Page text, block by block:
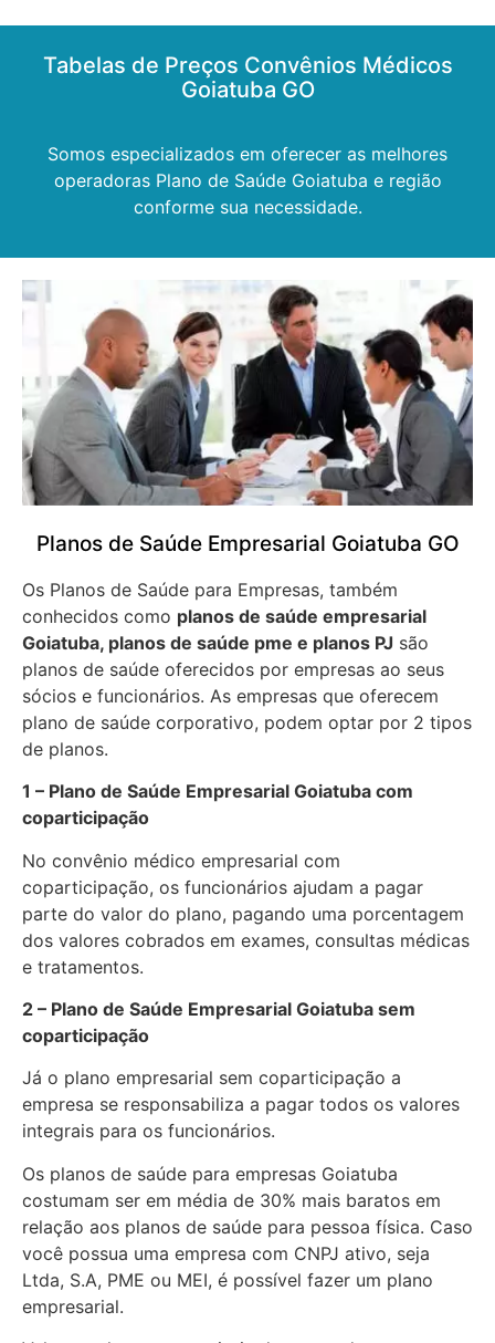
Tabelas de Preços Convênios Médicos
Goiatuba GO
Somos especializados em oferecer as melhores
operadoras Plano de Saúde Goiatuba e região
conforme sua necessidade.
Planos de Saúde Empresarial Goiatuba GO
Os Planos de Saúde para Empresas, também
conhecidos como planos de saúde empresarial
Goiatuba, planos de saúde pme e planos PJ são
planos de saúde oferecidos por empresas ao seus
sócios e funcionários. As empresas que oferecem
plano de saúde corporativo, podem optar por 2 tipos
de planos.
1 – Plano de Saúde Empresarial Goiatuba com
coparticipação
No convênio médico empresarial com
coparticipação, os funcionários ajudam a pagar
parte do valor do plano, pagando uma porcentagem
dos valores cobrados em exames, consultas médicas
e tratamentos.
2 – Plano de Saúde Empresarial Goiatuba sem
coparticipação
Já o plano empresarial sem coparticipação a
empresa se responsabiliza a pagar todos os valores
integrais para os funcionários.
Os planos de saúde para empresas Goiatuba
costumam ser em média de 30% mais baratos em
relação aos planos de saúde para pessoa física. Caso
você possua uma empresa com CNPJ ativo, seja
Ltda, S.A, PME ou MEI, é possível fazer um plano
empresarial.